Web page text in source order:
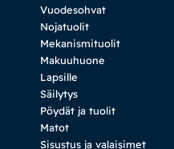
Vuodesohvat
Nojatuolit
Mekanismituolit
Makuuhuone
Lapsille
Säilytys
Pöydät ja tuolit
Matot
Sisustus ja valaisimet